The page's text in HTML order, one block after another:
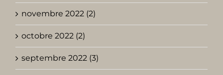
novembre 2022 (2)
octobre 2022 (2)
septembre 2022 (3)